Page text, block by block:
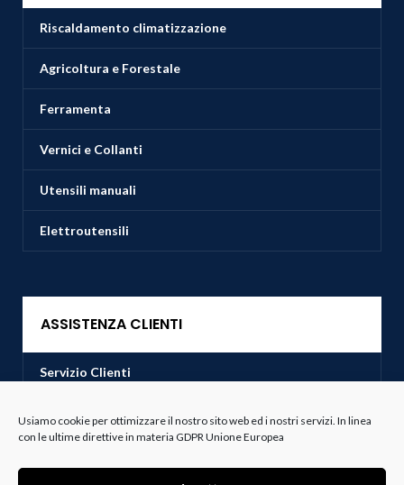
Usiamo cookie per ottimizzare il nostro sito web ed i nostri servizi. In linea
con le ultime direttive in materia GDPR Unione Europea
Riscaldamento climatizzazione
Agricoltura e Forestale
Ferramenta
Vernici e Collanti
Utensili manuali
Elettroutensili
ASSISTENZA CLIENTI
Servizio Clienti